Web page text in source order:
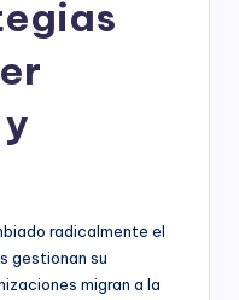
radicalmente el
gestionan su
migran a la